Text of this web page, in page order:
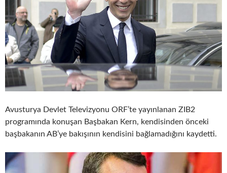
Avusturya Devlet Televizyonu ORF’te yayınlanan ZIB2
programında konuşan Başbakan Kern, kendisinden önceki
başbakanın AB’ye bakışının kendisini bağlamadığını kaydetti.